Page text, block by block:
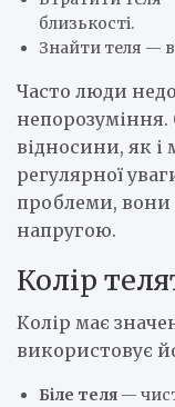
близькості.
Знайти теля —
Часто люди
відносини, як і
регулярної
проблеми, вони
напругою.
Колір
Колір має
використовує
Біле теля —